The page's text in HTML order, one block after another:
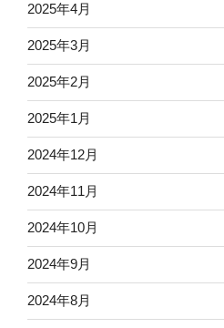
2025年4月
2025年3月
2025年2月
2025年1月
2024年12月
2024年11月
2024年10月
2024年9月
2024年8月